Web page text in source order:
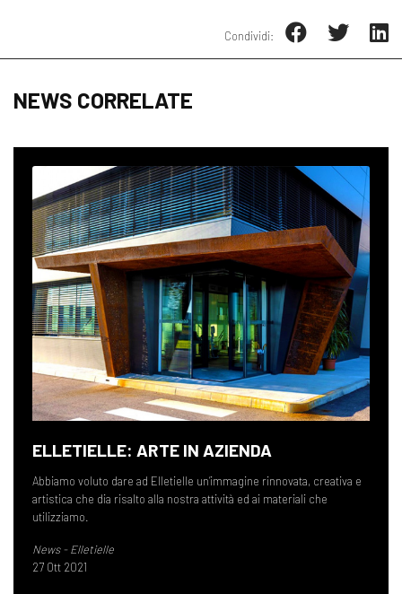
Condividi:
NEWS CORRELATE
ELLETIELLE: ARTE IN AZIENDA
Abbiamo voluto dare ad Elletielle un’immagine rinnovata, creativa e
artistica che dia risalto alla nostra attività ed ai materiali che
utilizziamo.
News - Elletielle
27 Ott 2021